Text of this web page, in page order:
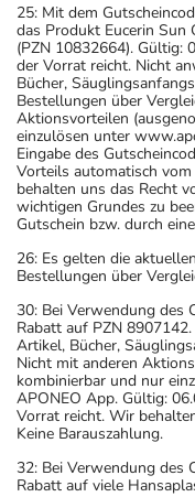
25: Mit dem
das Produkt Eucerin
(PZN 10832664). Gültig:
der Vorrat reicht. Nicht
Bücher,
Bestellungen über
Aktionsvorteilen
einzulösen unter
Eingabe des
Vorteils automatisch
behalten uns das Recht
wichtigen Grundes zu
Gutschein bzw. durch
26: Es gelten die aktuellen
Bestellungen über
30: Bei Verwendung des
Rabatt auf PZN
Artikel, Bücher,
Nicht mit anderen
kombinierbar und nur
APONEO App. Gültig:
Vorrat reicht. Wir
Keine Barauszahlung.
32: Bei Verwendung des
Rabatt auf viele